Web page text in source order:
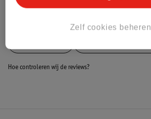
Hoe controleren wij de reviews?
Zelf cookies beheren